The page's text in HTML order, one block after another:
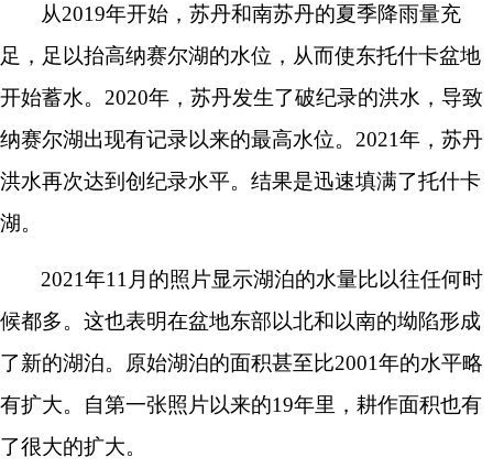
从2019年开始，苏丹和南苏丹的夏季降雨量充
足，足以抬高纳赛尔湖的水位，从而使东托什卡盆地
开始蓄水。 2020年，苏丹发生了破纪录的洪水 ，导致
纳赛尔湖出现有记录以来的最高水位。 2021年， 苏丹
洪水再次达到创纪录水平。结果是迅速填满了托什卡
湖。
2021年11月的照片显示湖泊的水量比以往任何时
候都多。这也表明在盆地东部以北和以南的坳陷形成
了新的湖泊。原始湖泊的面积甚至比2001年的水平略
有扩大。自第一张照片以来的19年里，耕作面积也有
了很大的扩大。